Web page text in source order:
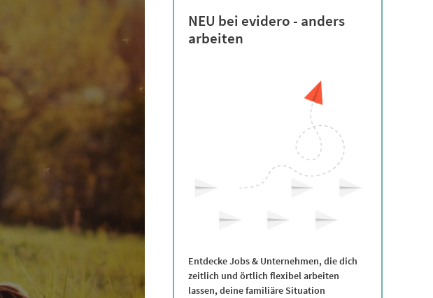
NEU bei evidero - anders
arbeiten
Entdecke Jobs & Unternehmen, die dich
zeitlich und örtlich flexibel arbeiten
lassen, deine familiäre Situation